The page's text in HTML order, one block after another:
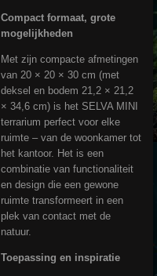
Compact formaat, grote
mogelijkheden
Met zijn compacte afmetingen
van 20 × 20 × 30 cm (met
deksel en bodem 21,2 × 21,2
× 34,6 cm) is het SELVA MINI
terrarium perfect voor elke
ruimte – van de woonkamer tot
het kantoor. Het is een
combinatie van functionaliteit
en design die een gewone
ruimte transformeert in een
plek van contact met de
natuur.
Toepassing en inspiratie